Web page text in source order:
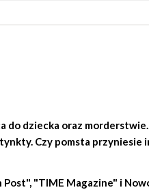
do dziecka oraz morderstwie.
Czy pomsta przyniesie
"TIME Magazine" i